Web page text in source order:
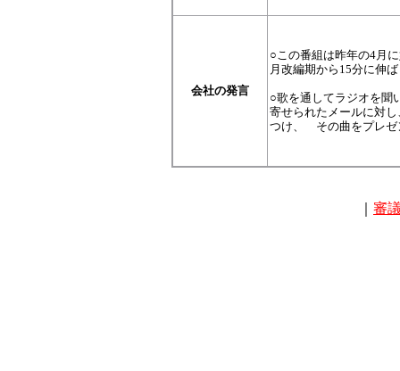
会社の発言
○この番組は昨年の4月
月改編期から15分に伸
○歌を通してラジオを聞
寄せられたメールに対
つけ、 その曲をプレゼ
審